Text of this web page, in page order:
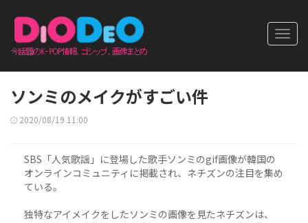
ソンミのメイクがすごい件
2020/08/19 11:00
SBS「人気歌謡」に登場した歌手ソンミのgif画像が韓国の
オンラインコミュニティに掲載され、ネチズンの注目を集め
ている。
独特なアイメイクをしたソンミの画像を見たネチズンは、